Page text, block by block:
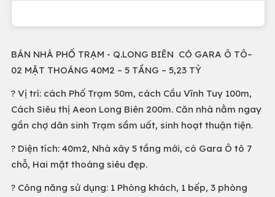
BÁN NHÀ PHỐ TRẠM - Q.LONG BIÊN CÓ GARA Ô TÔ–
02 MẶT THOÁNG 40M2 – 5 TẦNG – 5,23 TỶ
? Vị trí: cách Phố Trạm 50m, cách Cầu Vĩnh Tuy 100m,
Cách Siêu thị Aeon Long Biên 200m. Căn nhà nằm ngay
gần chợ dân sinh Trạm sầm uất, sinh hoạt thuận tiện.
? Diện tích: 40m2, Nhà xây 5 tầng mới, có Gara Ô tô 7
chỗ, Hai mặt thoáng siêu đẹp.
? Công năng sử dụng: 1 Phòng khách, 1 bếp, 3 phòng